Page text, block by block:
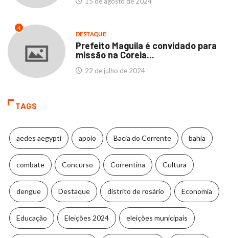
4
DESTAQUE
Prefeito Maguila é convidado para
missão na Coreia...
22 de julho de 2024
TAGS
aedes aegypti apoio Bacia do Corrente bahia
combate Concurso Correntina Cultura
dengue Destaque distrito de rosário Economia
Educação Eleições 2024 eleições municipais